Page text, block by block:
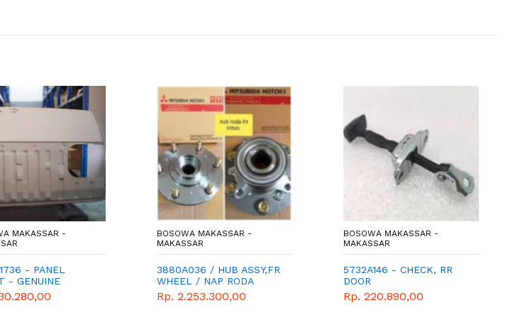
MAKASSAR -
- PANEL
- GENUINE
MITSUBISHI
BOSOWA MAKASSAR -
MAKASSAR
3880A036 / HUB ASSY,FR
WHEEL / NAP RODA
DEPAN
Rp. 2.253.300,00
BOSOWA MAKASSAR -
MAKASSAR
5732A146 - CHECK, RR
DOOR
Rp. 220.890,00